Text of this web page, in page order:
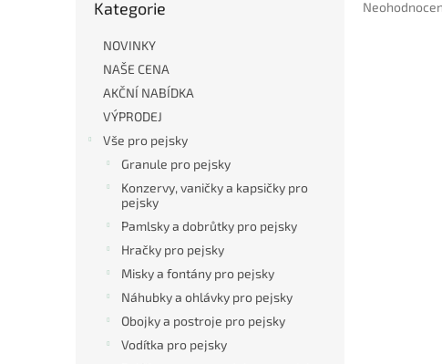
kategorie
Kategorie
NOVINKY
NAŠE CENA
AKČNÍ NABÍDKA
VÝPRODEJ
Vše pro pejsky
Granule pro pejsky
Konzervy, vaničky a kapsičky pro
pejsky
Pamlsky a dobrůtky pro pejsky
Hračky pro pejsky
Misky a fontány pro pejsky
Náhubky a ohlávky pro pejsky
Obojky a postroje pro pejsky
Vodítka pro pejsky
Průměrné